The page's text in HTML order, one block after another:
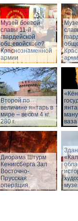
Музей боевой
славы 11-й
гвардейской
общевойсковой
Краснознаменной
армии
Второй по
величине янтарь в
мире – весом 4 кг.
280 г.
Диорама Штурм
Кенигсберга.Зал
Восточно-
Прусская
операция.